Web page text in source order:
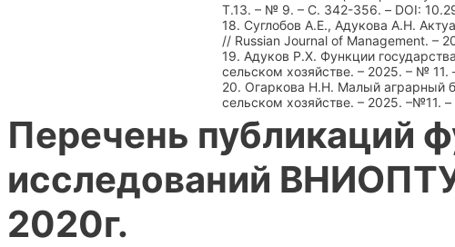
Т.13. – № 9. – С. 342-356. – DOI:
18. Суглобов А.Е., Адукова А.Н.
// Russian Journal of Management. –
19. Адуков Р.Х. Функции
сельском хозяйстве. – 2025. – № 11.
20. Огаркова Н.Н. Малый аграрный
сельском хозяйстве. – 2025. –№11. –
Перечень публикаций
исследований
2020г.